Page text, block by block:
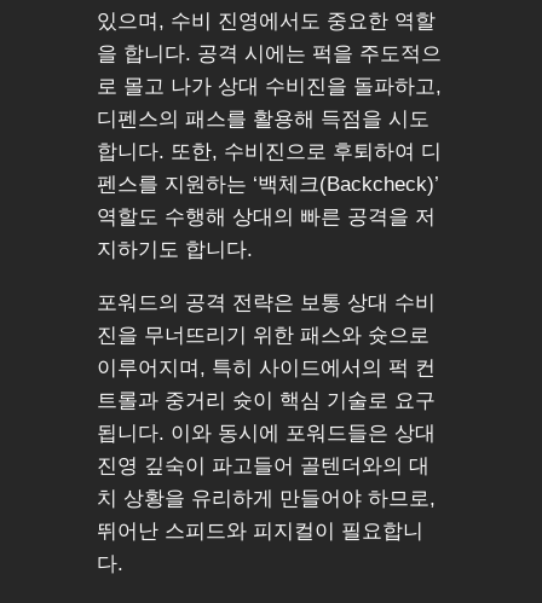
있으며, 수비 진영에서도 중요한 역할
을 합니다. 공격 시에는 퍽을 주도적으
로 몰고 나가 상대 수비진을 돌파하고,
디펜스의 패스를 활용해 득점을 시도
합니다. 또한, 수비진으로 후퇴하여 디
펜스를 지원하는 ‘백체크(Backcheck)’
역할도 수행해 상대의 빠른 공격을 저
지하기도 합니다.
포워드의 공격 전략은 보통 상대 수비
진을 무너뜨리기 위한 패스와 슛으로
이루어지며, 특히 사이드에서의 퍽 컨
트롤과 중거리 슛이 핵심 기술로 요구
됩니다. 이와 동시에 포워드들은 상대
진영 깊숙이 파고들어 골텐더와의 대
치 상황을 유리하게 만들어야 하므로,
뛰어난 스피드와 피지컬이 필요합니
다.